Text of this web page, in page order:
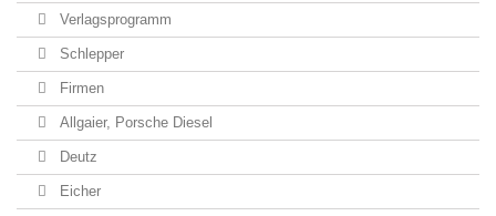
Verlagsprogramm
Schlepper
Firmen
Allgaier, Porsche Diesel
Deutz
Eicher